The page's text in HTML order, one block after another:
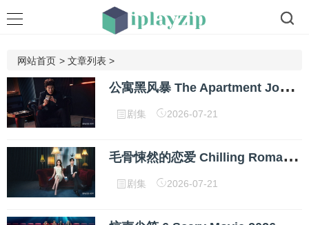
网站首页 > 文章列表 >
公
寓黑风暴 The Apartment Job 2026 1080P 内封多国字幕 网盘下载
剧集 2026-07-21
毛
骨悚然的恋爱 Chilling Romance 2026 1080p 高清中字 网盘下载
剧集 2026-07-21